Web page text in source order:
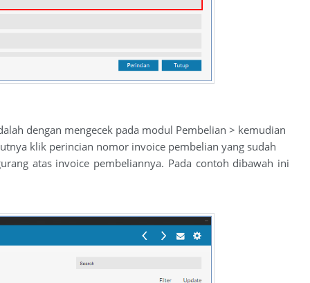
dengan mengecek pada modul Pembelian > kemudian
klik perincian nomor invoice pembelian yang sudah
atas invoice pembeliannya. Pada contoh dibawah ini